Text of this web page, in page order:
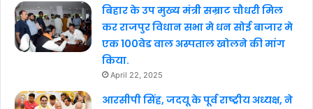
बिहार के उप मुख्य मंत्री सम्राट चौधरी मिल
कर राजपुर विधान सभा मे धन सोई बाजार मे
एक 100वेड वाल अस्पताल खोलने की मांग
किया.
April 22, 2025
आरसीपी सिंह, जदयू के पूर्व राष्ट्रीय अध्यक्ष, ने